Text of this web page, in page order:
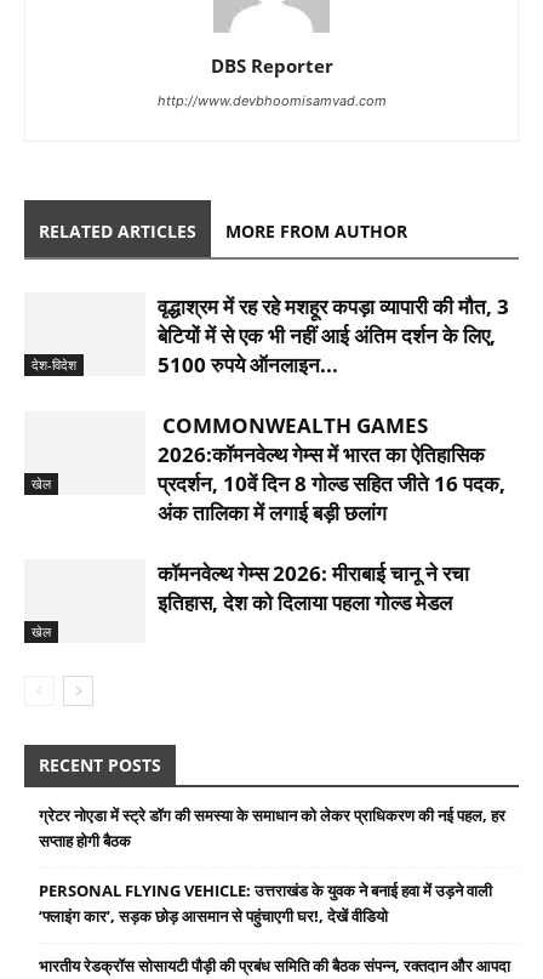
DBS Reporter
http://www.devbhoomisamvad.com
RELATED ARTICLES MORE FROM AUTHOR
देश-विदेश
वृद्धाश्रम में रह रहे मशहूर कपड़ा व्यापारी की मौत, 3
बेटियों में से एक भी नहीं आई अंतिम दर्शन के लिए,
5100 रुपये ऑनलाइन...
खेल
COMMONWEALTH GAMES
2026:कॉमनवेल्थ गेम्स में भारत का ऐतिहासिक
प्रदर्शन, 10वें दिन 8 गोल्ड सहित जीते 16 पदक,
अंक तालिका में लगाई बड़ी छलांग
खेल
कॉमनवेल्थ गेम्स 2026: मीराबाई चानू ने रचा
इतिहास, देश को दिलाया पहला गोल्‍ड मेडल
RECENT POSTS
ग्रेटर नोएडा में स्ट्रे डॉग की समस्या के समाधान को लेकर प्राधिकरण की नई पहल, हर
सप्ताह होगी बैठक
PERSONAL FLYING VEHICLE: उत्तराखंड के युवक ने बनाई हवा में उड़ने वाली
‘फ्लाइंग कार’, सड़क छोड़ आसमान से पहुंचाएगी घर!, देखें वीडियो
भारतीय रेडक्रॉस सोसायटी पौड़ी की प्रबंध समिति की बैठक संपन्न, रक्तदान और आपदा